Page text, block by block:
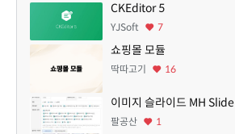
CKEditor 5
YJSoft 7
쇼핑몰 모듈
딱따고기 16
이미지 슬라이드 MH Slide
팔공산 1